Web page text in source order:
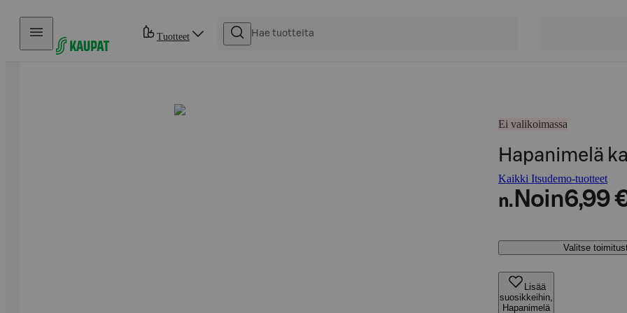
Hyppää sisältöön
Tuotteet
Ei valikoimassa
Hapanimelä
Kaikki Itsudemo-tuotteet
n. Noin6,99
Valitse
Lisää
suosikkeihin,
Hapanimelä